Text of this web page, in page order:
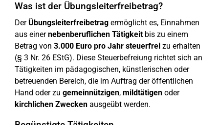
Was ist der Übungsleiterfreibetrag?
Der Übungsleiterfreibetrag ermöglicht es, Einnahmen
aus einernebenberuflichen Tätigkeitbis zu einem
Betrag von 3.000 Euro pro Jahr steuerfrei zu erhalten
(§ 3 Nr. 26 EStG). Diese Steuerbefreiung richtet sich an
Tätigkeiten im pädagogischen, künstlerischen oder
betreuenden Bereich, die im Auftrag der öffentlichen
Hand oder zu gemeinnützigen, mildtätigen oder
kirchlichen Zwecken ausgeübt werden.